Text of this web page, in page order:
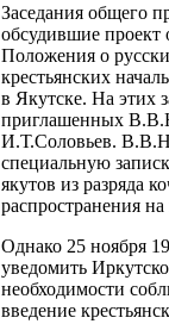
Заседания общего
обсудившие проект
Положения о
крестьянских
в Якутске. На этих
приглашенных
И.Т.Соловьев.
специальную
якутов из разряда
распространения
Однако 25 ноября
уведомить
необходимости
введение